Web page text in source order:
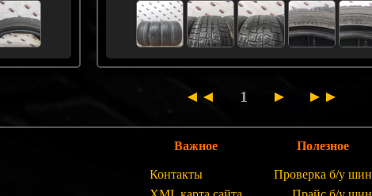
◄◄ 1 ► ►►
Важное
Контакты
Полезное
Проверка б/у шин